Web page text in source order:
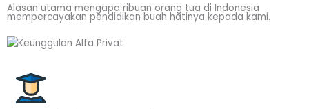
Alasan utama mengapa ribuan orang tua di Indonesia
mempercayakan pendidikan buah hatinya kepada kami.